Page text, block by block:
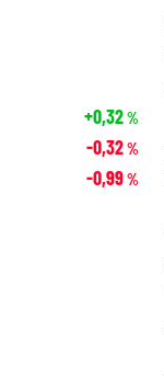
+0,32%
-0,32%
-0,99%